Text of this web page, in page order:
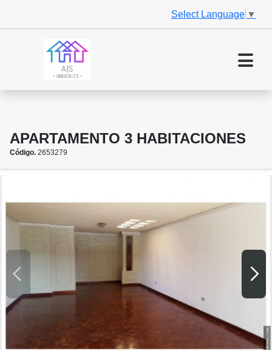
Select Language ▼
APARTAMENTO 3 HABITACIONES
Código. 2653279